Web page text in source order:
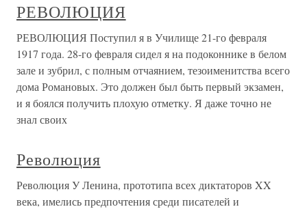
РЕВОЛЮЦИЯ
РЕВОЛЮЦИЯ Поступил я в Училище 21-го февраля
1917 года. 28-го февраля сидел я на подоконнике в белом
зале и зубрил, с полным отчаянием, тезоименитства всего
дома Романовых. Это должен был быть первый экзамен,
и я боялся получить плохую отметку. Я даже точно не
знал своих
Революция
Революция У Ленина, прототипа всех диктаторов XX
века, имелись предпочтения среди писателей и